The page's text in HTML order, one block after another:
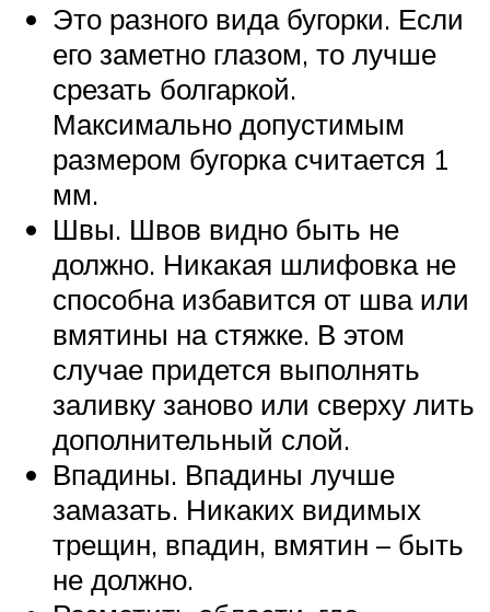
Это разного вида бугорки. Если
его заметно глазом, то лучше
срезать болгаркой.
Максимально допустимым
размером бугорка считается 1
мм.
Швы. Швов видно быть не
должно. Никакая шлифовка не
способна избавится от шва или
вмятины на стяжке. В этом
случае придется выполнять
заливку заново или сверху лить
дополнительный слой.
Впадины. Впадины лучше
замазать. Никаких видимых
трещин, впадин, вмятин – быть
не должно.